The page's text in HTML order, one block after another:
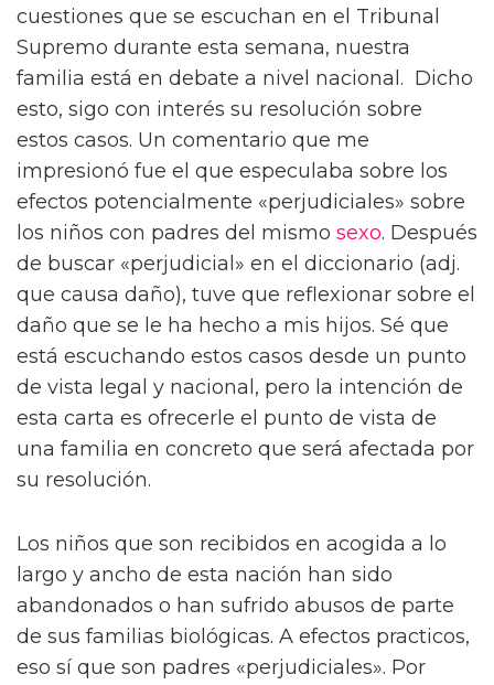
cuestiones que se escuchan en el Tribunal
Supremo durante esta semana, nuestra
familia está en debate a nivel nacional. Dicho
esto, sigo con interés su resolución sobre
estos casos. Un comentario que me
impresionó fue el que especulaba sobre los
efectos potencialmente «perjudiciales» sobre
los niños con padres del mismo sexo. Después
de buscar «perjudicial» en el diccionario (adj.
que causa daño), tuve que reflexionar sobre el
daño que se le ha hecho a mis hijos. Sé que
está escuchando estos casos desde un punto
de vista legal y nacional, pero la intención de
esta carta es ofrecerle el punto de vista de
una familia en concreto que será afectada por
su resolución.
Los niños que son recibidos en acogida a lo
largo y ancho de esta nación han sido
abandonados o han sufrido abusos de parte
de sus familias biológicas. A efectos practicos,
eso sí que son padres «perjudiciales». Por